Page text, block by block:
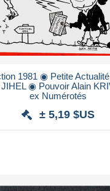
1981 ◉ Petite
◉ Pouvoir Alain
ex Numérotés
± 5,19 $US